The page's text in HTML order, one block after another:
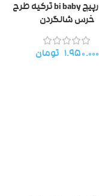
پتو دورپیچ bi baby ترکیه طرح
خرس شالگردن
۱.۹۵۰.۰۰۰ تومان